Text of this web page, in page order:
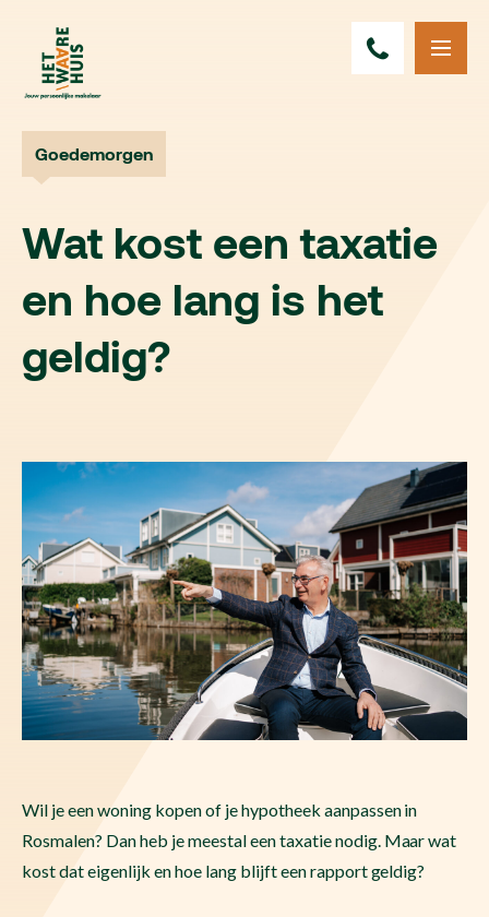
Goedemorgen
Wat kost een taxatie
en hoe lang is het
geldig?
Wil je een woning kopen of je hypotheek aanpassen in
Rosmalen? Dan heb je meestal een taxatie nodig. Maar wat
kost dat eigenlijk en hoe lang blijft een rapport geldig?